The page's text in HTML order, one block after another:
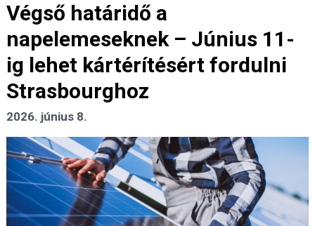
Végső határidő a
napelemeseknek – Június 11-
ig lehet kártérítésért fordulni
Strasbourghoz
2026. június 8.